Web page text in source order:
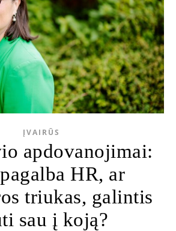
ĮVAIRŪS
apdovanojimai:
HR, ar
triukas, galintis
sau į koją?